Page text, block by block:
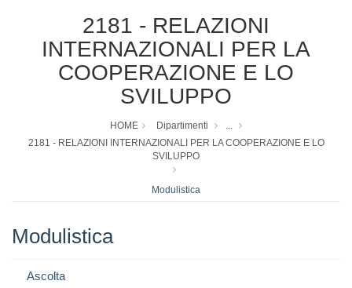
2181 - RELAZIONI
INTERNAZIONALI PER LA
COOPERAZIONE E LO
SVILUPPO
HOME Dipartimenti
...
2181 - RELAZIONI INTERNAZIONALI PER LA COOPERAZIONE E LO
SVILUPPO
Modulistica
Modulistica
Ascolta